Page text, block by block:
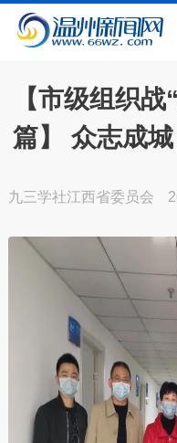
【市级组织
篇】 众志成
九三学社江西省委员会